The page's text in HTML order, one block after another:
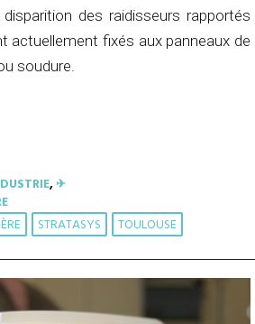
des raidisseurs rapportés
actuellement fixés aux panneaux de
soudure.
,✈︎
STRATASYS TOULOUSE